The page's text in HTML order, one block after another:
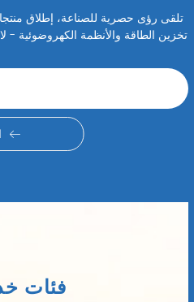
تلقى رؤى حصرية للصناعة، إطلاق
تخزين الطاقة والأنظمة الكهروضوئية
فئات